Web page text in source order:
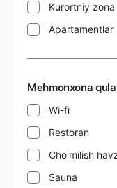
Kurortniy
Apartamentlar
Mehmonxona
Wi-fi
Restoran
Cho'milish
Sauna